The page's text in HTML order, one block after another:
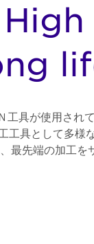
工具が使用され
工具として多様
最先端の加工を